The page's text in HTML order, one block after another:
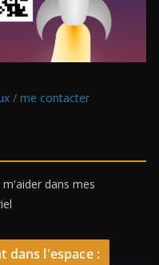
/ me contacter
dans mes
dans l'espace :